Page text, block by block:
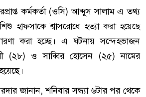
কর্মকর্তা (ওসি) আব্দুস সালাম এ তথ্য
হাফসাকে শ্বাসরোধে হত্যা করা হয়েছে
করা হচ্ছে। এ ঘটনায় সন্দেহভাজন
(২৮) ও সাব্বির হোসেন (২৫) নামের
জানান, শনিবার সন্ধ্যা ৬টার পর থেকে